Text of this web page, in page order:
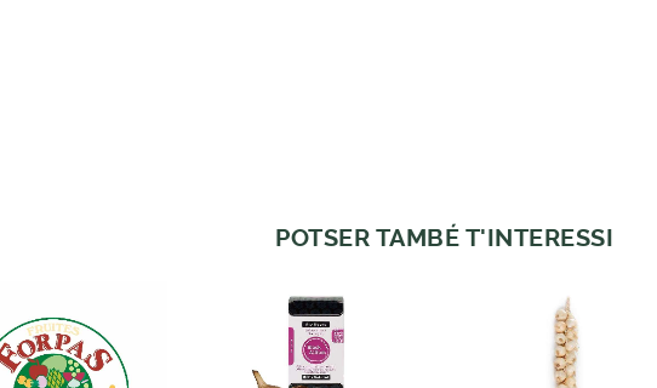
POTSER TAMBÉ T'INTERESSI